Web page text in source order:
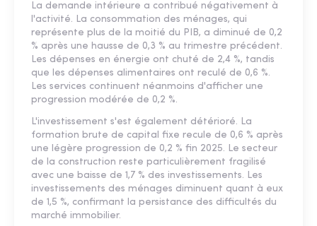
La demande intérieure a contribué négativement à
l'activité. La consommation des ménages, qui
représente plus de la moitié du PIB, a diminué de 0,2
% après une hausse de 0,3 % au trimestre précédent.
Les dépenses en énergie ont chuté de 2,4 %, tandis
que les dépenses alimentaires ont reculé de 0,6 %.
Les services continuent néanmoins d'afficher une
progression modérée de 0,2 %.
L'investissement s'est également détérioré. La
formation brute de capital fixe recule de 0,6 % après
une légère progression de 0,2 % fin 2025. Le secteur
de la construction reste particulièrement fragilisé
avec une baisse de 1,7 % des investissements. Les
investissements des ménages diminuent quant à eux
de 1,5 %, confirmant la persistance des difficultés du
marché immobilier.